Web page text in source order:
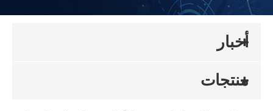
أخبار
منتجات